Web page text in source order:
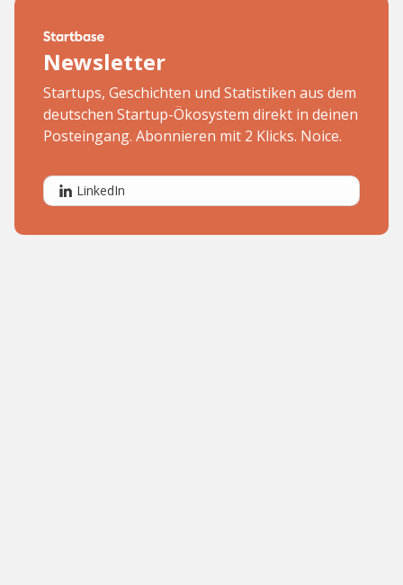
Newsletter
Startups, Geschichten und Statistiken aus dem
deutschen Startup-Ökosystem direkt in deinen
Posteingang. Abonnieren mit 2 Klicks. Noice.
LinkedIn